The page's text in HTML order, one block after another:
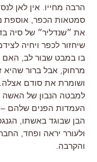
הרבה מחייו
אין לאן
סמטאות הכפר אוספת
את ״שנדליר״ של סיה
שיחזור לכפר ויחיה
בו במבט שבור לב האם
מרחוק אבל ברור שהיא
ושומרת את סודם אצלה
למבטה הנבון של
העמדות הפנים שלהם –
הבן שבוגד באשתו
ולעורר יראה ופחד
והקרבה